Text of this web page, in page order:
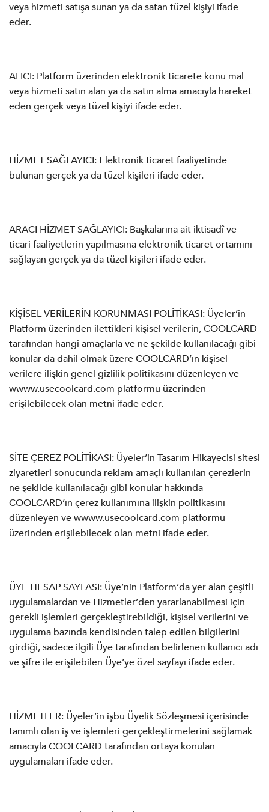
veya hizmeti satışa sunan ya da satan tüzel kişiyi ifade
eder.
ALICI: Platform üzerinden elektronik ticarete konu mal
veya hizmeti satın alan ya da satın alma amacıyla hareket
eden gerçek veya tüzel kişiyi ifade eder.
HİZMET SAĞLAYICI: Elektronik ticaret faaliyetinde
bulunan gerçek ya da tüzel kişileri ifade eder.
ARACI HİZMET SAĞLAYICI: Başkalarına ait iktisadî ve
ticari faaliyetlerin yapılmasına elektronik ticaret ortamını
sağlayan gerçek ya da tüzel kişileri ifade eder.
KİŞİSEL VERİLERİN KORUNMASI POLİTİKASI: Üyeler’in
Platform üzerinden ilettikleri kişisel verilerin, COOLCARD
tarafından hangi amaçlarla ve ne şekilde kullanılacağı gibi
konular da dahil olmak üzere COOLCARD’ın kişisel
verilere ilişkin genel gizlilik politikasını düzenleyen ve
wwww.usecoolcard.com platformu üzerinden
erişilebilecek olan metni ifade eder.
SİTE ÇEREZ POLİTİKASI: Üyeler’in Tasarım Hikayecisi sitesi
ziyaretleri sonucunda reklam amaçlı kullanılan çerezlerin
ne şekilde kullanılacağı gibi konular hakkında
COOLCARD’ın çerez kullanımına ilişkin politikasını
düzenleyen ve wwww.usecoolcard.com platformu
üzerinden erişilebilecek olan metni ifade eder.
ÜYE HESAP SAYFASI: Üye’nin Platform’da yer alan çeşitli
uygulamalardan ve Hizmetler’den yararlanabilmesi için
gerekli işlemleri gerçekleştirebildiği, kişisel verilerini ve
uygulama bazında kendisinden talep edilen bilgilerini
girdiği, sadece ilgili Üye tarafından belirlenen kullanıcı adı
ve şifre ile erişilebilen Üye’ye özel sayfayı ifade eder.
HİZMETLER: Üyeler’in işbu Üyelik Sözleşmesi içerisinde
tanımlı olan iş ve işlemleri gerçekleştirmelerini sağlamak
amacıyla COOLCARD tarafından ortaya konulan
uygulamaları ifade eder.